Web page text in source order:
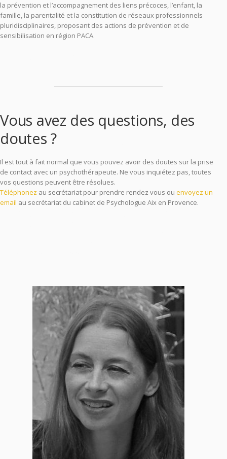
la prévention et l’accompagnement des liens précoces, l’enfant, la
famille, la parentalité et la constitution de réseaux professionnels
pluridisciplinaires, proposant des actions de prévention et de
sensibilisation en région PACA.
Vous avez des questions, des
doutes ?
Il est tout à fait normal que vous pouvez avoir des doutes sur la prise
de contact avec un psychothérapeute. Ne vous inquiétez pas, toutes
vos questions peuvent être résolues.
Téléphonez au secrétariat pour prendre rendez vous ouenvoyez un
email au secrétariat du cabinet de Psychologue Aix en Provence.